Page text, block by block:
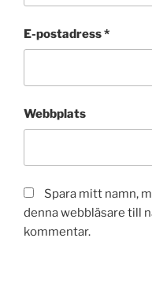
E-postadress*
Webbplats
Spara mitt namn,
denna webbläsare till
kommentar.